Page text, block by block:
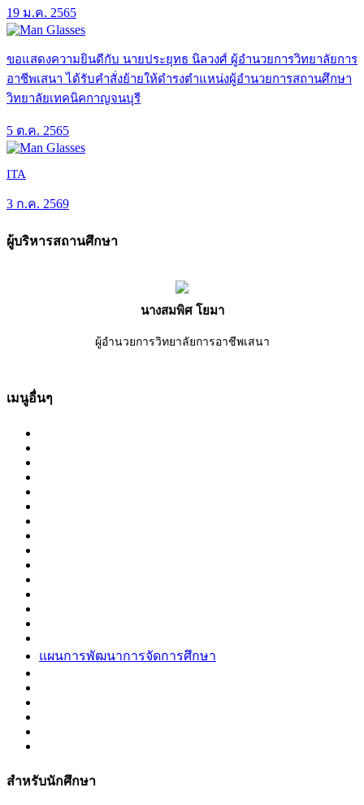
19 ม.ค. 2565
ขอแสดงความยินดีกับ นายประยุทธ นิลวงศ์ ผู้อำนวยการวิทยาลัยการ
อาชีพเสนา ได้รับคำสั่งย้ายให้ดำรงตำแหน่งผู้อำนวยการสถานศึกษา
วิทยาลัยเทคนิคกาญจนบุรี
5 ต.ค. 2565
ITA
3 ก.ค. 2569
ผู้บริหารสถานศึกษา
นางสมพิศ โยมา
ผู้อำนวยการวิทยาลัยการอาชีพเสนา
เมนูอื่นๆ
แผนการพัฒนาการจัดการศึกษา
สำหรับนักศึกษา